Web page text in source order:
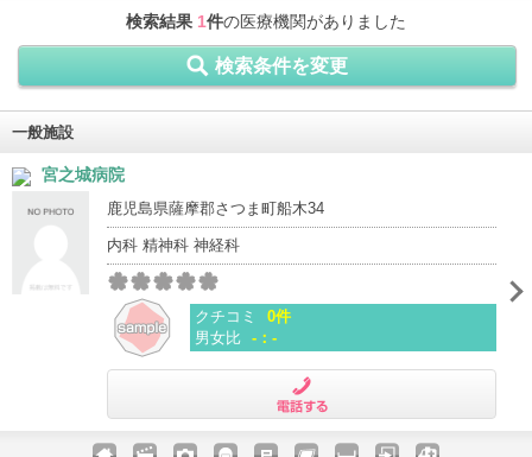
検索結果 1件の医療機関がありました
検索条件を変更
一般施設
宮之城病院
鹿児島県薩摩郡さつま町船木34
内科 精神科 神経科
クチコミ
0件
男女比 -：-